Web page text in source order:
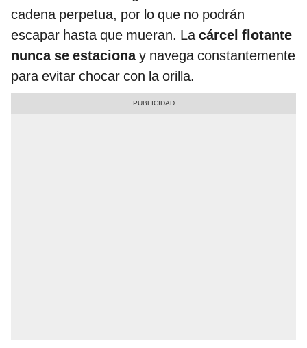
cadena perpetua, por lo que no podrán
escapar hasta que mueran. Lacárcel flotante
nunca se estacionay navega constantemente
para evitar chocar con la orilla.